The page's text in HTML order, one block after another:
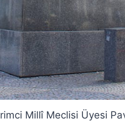
Millî Meclisi Üyesi